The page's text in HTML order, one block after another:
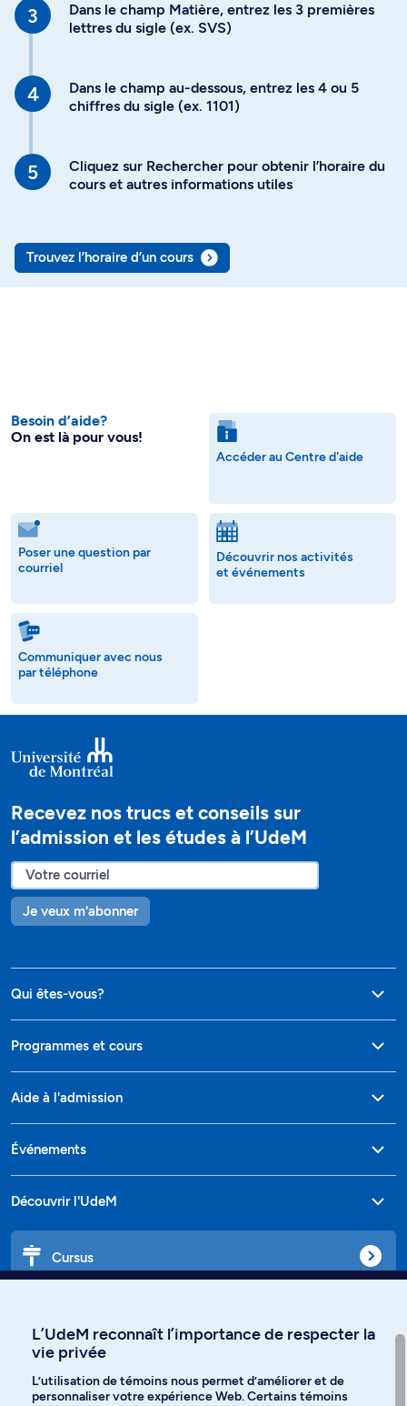
Dans le champ Matière, entrez les 3 premières
lettres du sigle (ex. SVS)
Dans le champ au-dessous, entrez les 4 ou 5
chiffres du sigle (ex. 1101)
Cliquez sur Rechercher pour obtenir l’horaire du
cours et autres informations utiles
Trouvez l’horaire d’un cours
Besoin d’aide?
On est là pour vous!
Accéder au Centre d'aide
Poser une question par
courriel
Découvrir nos activités
et événements
Communiquer avec nous
par téléphone
Recevez nos trucs et conseils sur
l’admission et les études à l’UdeM
Je veux m'abonner
Qui êtes-vous?
Programmes et cours
Aide à l'admission
Événements
Découvrir l'UdeM
Cursus
Langues
L’UdeM reconnaît l’importance de respecter la
vie privée
L’utilisation de témoins nous permet d’améliorer et de
personnaliser votre expérience Web. Certains témoins